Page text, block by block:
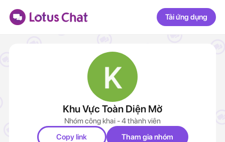
Tải ứng dụng
Khu Vực Toàn Diện Mở
Nhóm công khai - 4 thành viên
Copy link
Tham gia nhóm